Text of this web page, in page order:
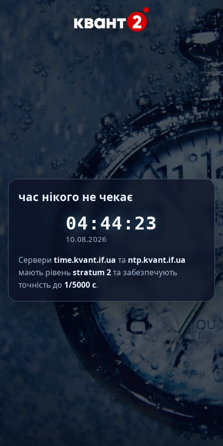
час нікого не чекає
04:44:23
10.08.2026
Сервери time.kvant.if.ua та ntp.kvant.if.ua
мають рівеньstratum 2та забезпечують
точність до 1/5000 с.